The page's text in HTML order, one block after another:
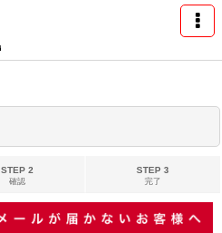
STEP 2
確認
STEP 3
完了